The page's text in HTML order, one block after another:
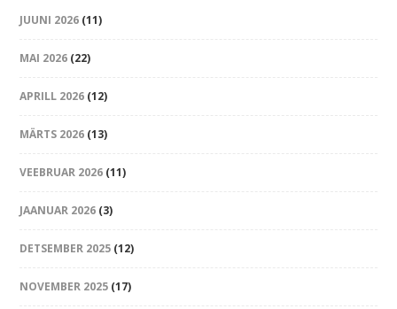
JUUNI 2026 (11)
MAI 2026 (22)
APRILL 2026 (12)
MÄRTS 2026 (13)
VEEBRUAR 2026 (11)
JAANUAR 2026 (3)
DETSEMBER 2025 (12)
NOVEMBER 2025 (17)